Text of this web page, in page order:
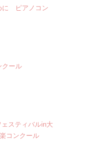
に ピアノコン
クール
スティバルin大
コンクール